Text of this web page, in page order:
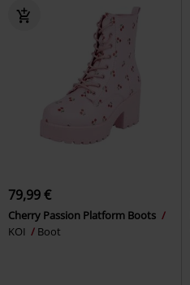
79,99 €
Cherry Passion Platform Boots
KOI
Boot